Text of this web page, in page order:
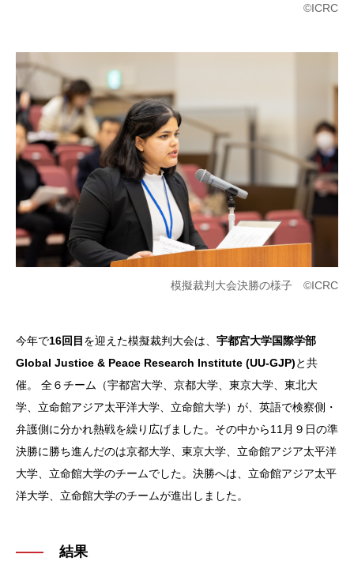
©ICRC
模擬裁判大会決勝の様子 ©ICRC
今年で16回目 を迎えた模擬裁判大会は、 宇都宮大学国際学部
Global Justice & Peace Research Institute (UU-GJP)と共
催。
全６チーム（宇都宮大学、京都大学、東京大学、東北大
学、立命館アジア太平洋大学、立命館大学）が、英語で検察側・
弁護側に分かれ熱戦を繰り広げました。その中から11月９日の準
決勝に勝ち進んだのは京都大学、東京大学、立命館アジア太平洋
大学、立命館大学のチームでした。決勝へは、立命館アジア太平
洋大学、立命館大学のチームが進出しました。
結果